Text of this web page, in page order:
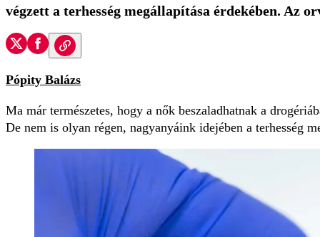
végzett a terhesség megállapítása érdekében. Az
Pópity Balázs
Ma már természetes, hogy a nők beszaladhatnak a
De nem is olyan régen, nagyanyáink idejében a terhesség